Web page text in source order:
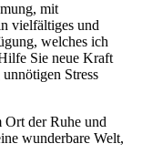
mit
vielfältiges und
welches ich
Sie neue Kraft
Stress
Ort der Ruhe und
wunderbare Welt,